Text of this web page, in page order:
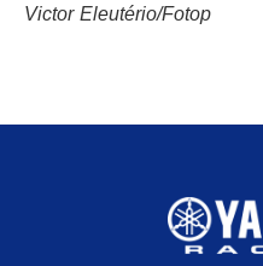
Victor Eleutério/Fotop